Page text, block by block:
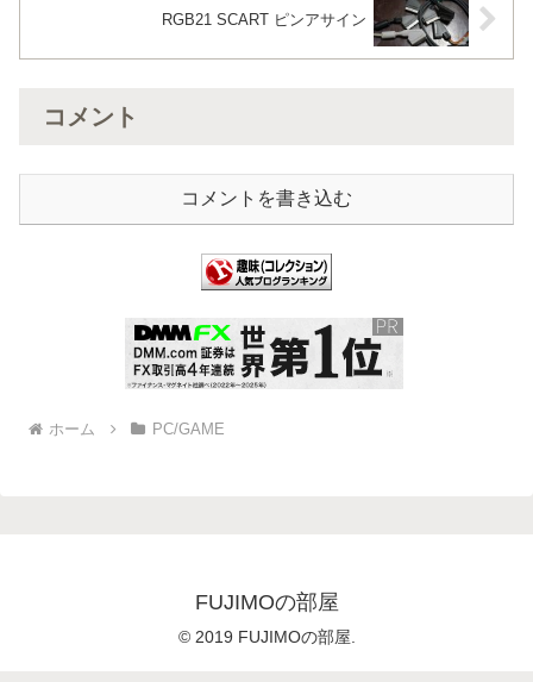
RGB21 SCART ピンアサイン
コメント
コメントを書き込む
ホーム PC/GAME
FUJIMOの部屋
© 2019 FUJIMOの部屋.